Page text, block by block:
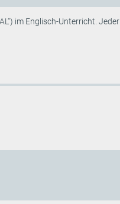
im Englisch-Unterricht. Jeder